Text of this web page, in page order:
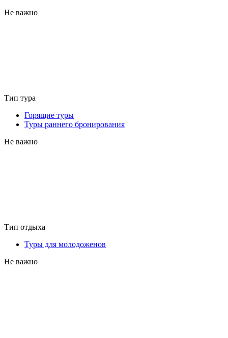
Не важно
Тип тура
Горящие туры
Туры раннего бронирования
Не важно
Тип отдыха
Туры для молодоженов
Не важно